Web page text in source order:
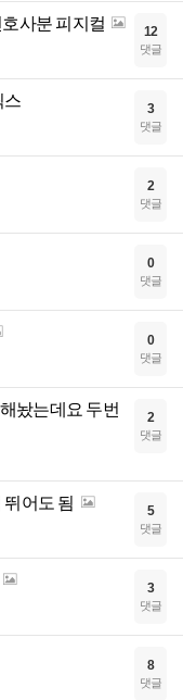
사분 피지컬 12
댓글
스 3
댓글
2
댓글
0
댓글
0
댓글
놨는데요 두번
2
댓글
뛰어도 됨 5
댓글
3
댓글
8
댓글